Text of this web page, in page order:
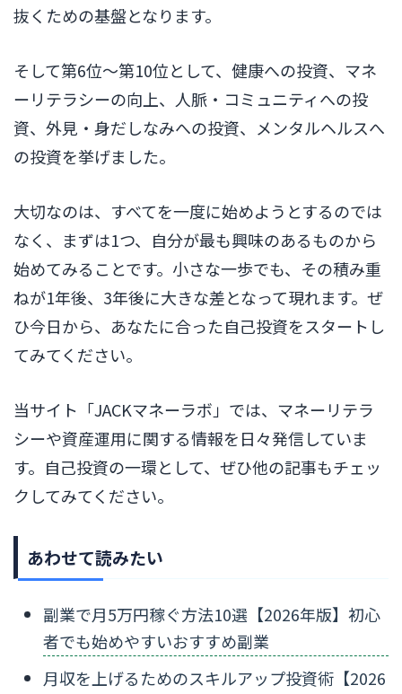
抜くための基盤となります。
そして第6位〜第10位として、健康への投資、マネ
ーリテラシーの向上、人脈・コミュニティへの投
資、外見・身だしなみへの投資、メンタルヘルスへ
の投資を挙げました。
大切なのは、すべてを一度に始めようとするのでは
なく、まずは1つ、自分が最も興味のあるものから
始めてみることです。小さな一歩でも、その積み重
ねが1年後、3年後に大きな差となって現れます。ぜ
ひ今日から、あなたに合った自己投資をスタートし
てみてください。
当サイト「JACKマネーラボ」では、マネーリテラ
シーや資産運用に関する情報を日々発信していま
す。自己投資の一環として、ぜひ他の記事もチェッ
クしてみてください。
あわせて読みたい
副業で月5万円稼ぐ方法10選【2026年版】初心
者でも始めやすいおすすめ副業
月収を上げるためのスキルアップ投資術【2026